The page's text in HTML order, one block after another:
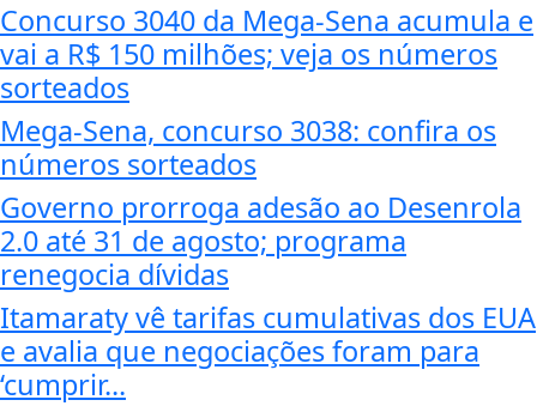
Concurso 3040 da Mega-Sena acumula e
vai a R$ 150 milhões; veja os números
sorteados
Mega-Sena, concurso 3038: confira os
números sorteados
Governo prorroga adesão ao Desenrola
2.0 até 31 de agosto; programa
renegocia dívidas
Itamaraty vê tarifas cumulativas dos EUA
e avalia que negociações foram para
‘cumprir...